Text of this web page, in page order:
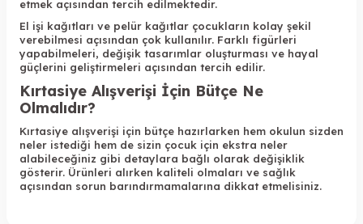
etmek açısından tercih edilmektedir.
El işi kağıtları ve pelür kağıtlar çocukların kolay şekil
verebilmesi açısından çok kullanılır. Farklı figürleri
yapabilmeleri, değişik tasarımlar oluşturması ve hayal
güçlerini geliştirmeleri açısından tercih edilir.
Kırtasiye Alışverişi İçin Bütçe Ne
Olmalıdır?
Kırtasiye alışverişi için bütçe hazırlarken hem okulun sizden
neler istediği hem de sizin çocuk için ekstra neler
alabileceğiniz gibi detaylara bağlı olarak değişiklik
gösterir. Ürünleri alırken kaliteli olmaları ve sağlık
açısından sorun barındırmamalarına dikkat etmelisiniz.